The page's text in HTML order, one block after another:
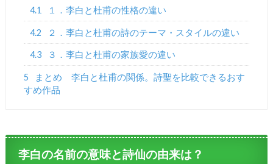
4.1 １．李白と杜甫の性格の違い
4.2 ２．李白と杜甫の詩のテーマ・スタイルの違い
4.3 ３．李白と杜甫の家族愛の違い
5
まとめ 李白と杜甫の関係。詩聖を比較できるおす
すめ作品
李白の名前の意味と詩仙の由来は？